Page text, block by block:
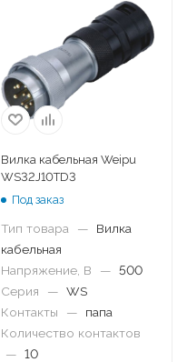
Вилка кабельная Weipu
WS32J10TD3
Под заказ
Тип товара —
Вилка
кабельная
Напряжение, В
— 500
Серия
— WS
Контакты
—
папа
Количество контактов
— 10